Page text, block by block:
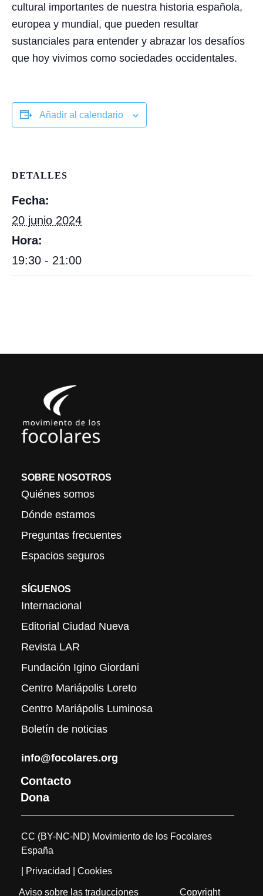
cultural importantes de nuestra historia española,
europea y mundial, que pueden resultar
sustanciales para entender y abrazar los desafíos
que hoy vivimos como sociedades occidentales.
Añadir al calendario
DETALLES
Fecha:
20 junio 2024
Hora:
19:30 - 21:00
SOBRE NOSOTROS
Quiénes somos
Dónde estamos
Preguntas frecuentes
Espacios seguros
SÍGUENOS
Internacional
Editorial Ciudad Nueva
Revista LAR
Fundación Igino Giordani
Centro Mariápolis Loreto
Centro Mariápolis Luminosa
Boletín de noticias
info@focolares.org
Contacto
Dona
CC (BY-NC-ND) Movimiento de los Focolares
España
| Privacidad | Cookies
Aviso sobre las traducciones Copyright